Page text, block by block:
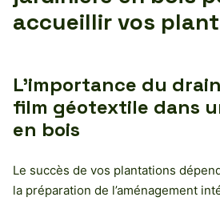
accueillir vos
L’importance du
film géotextile dans
en bois
Le succès de vos plantations
la préparation de l’aménagement